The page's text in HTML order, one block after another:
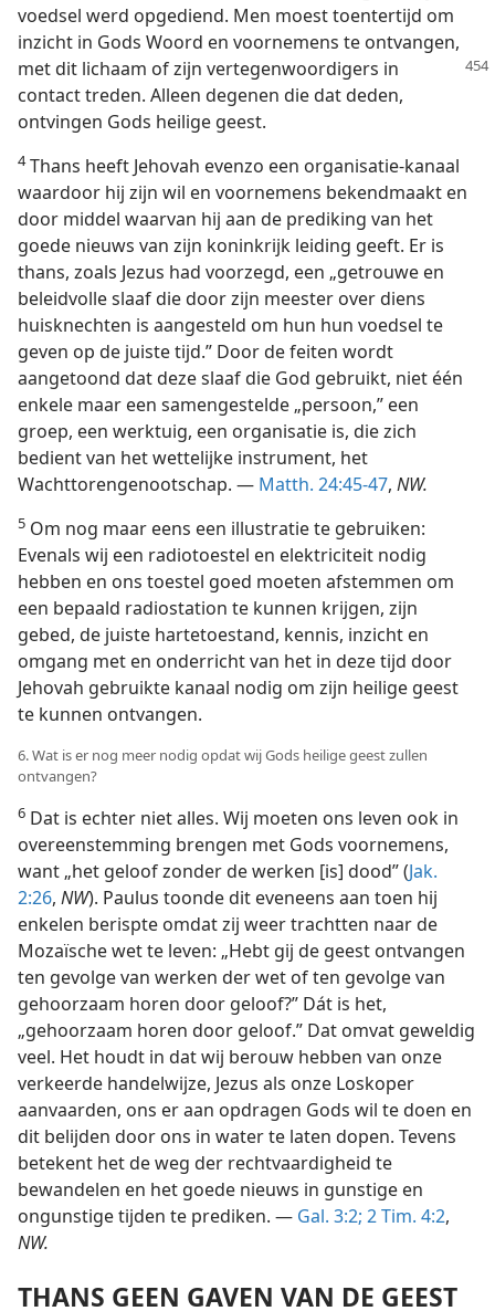
voedsel werd opgediend. Men moest toentertijd om
inzicht in Gods Woord en voornemens te ontvangen,
metdit lichaam of zijn vertegenwoordigers in
contact treden. Alleen degenen die dat deden,
ontvingen Gods heilige geest.
4Thans heeft Jehovah evenzo een organisatie-kanaal
waardoor hij zijn wil en voornemens bekendmaakt en
door middel waarvan hij aan de prediking van het
goede nieuws van zijn koninkrijk leiding geeft. Er is
thans, zoals Jezus had voorzegd, een „getrouwe en
beleidvolle slaaf die door zijn meester over diens
huisknechten is aangesteld om hun hun voedsel te
geven op de juiste tijd.” Door de feiten wordt
aangetoond dat deze slaaf die God gebruikt, niet één
enkele maar een samengestelde „persoon,” een
groep, een werktuig, een organisatie is, die zich
bedient van het wettelijke instrument, het
Wachttorengenootschap. — Matth. 24:45-47, NW.
5 Om nog maar eens een illustratie te gebruiken:
Evenals wij een radiotoestel en elektriciteit nodig
hebben en ons toestel goed moeten afstemmen om
een bepaald radiostation te kunnen krijgen, zijn
gebed, de juiste hartetoestand, kennis, inzicht en
omgang met en onderricht van het in deze tijd door
Jehovah gebruikte kanaal nodig om zijn heilige geest
te kunnen ontvangen.
6. Wat is er nog meer nodig opdat wij Gods heilige geest zullen
ontvangen?
6 Dat is echter niet alles. Wij moeten ons leven ook in
overeenstemming brengen met Gods voornemens,
want „het geloof zonder de werken [is] dood” (Jak.
2:26, NW). Paulus toonde dit eveneens aan toen hij
enkelen berispte omdat zij weer trachtten naar de
Mozaïsche wet te leven: „Hebt gij de geest ontvangen
ten gevolge van werken der wet of ten gevolge van
gehoorzaam horen door geloof?” Dát is het,
„gehoorzaam horen door geloof.” Dat omvat geweldig
veel. Het houdt in dat wij berouw hebben van onze
verkeerde handelwijze, Jezus als onze Loskoper
aanvaarden, ons er aan opdragen Gods wil te doen en
dit belijden door ons in water te laten dopen. Tevens
betekent het de weg der rechtvaardigheid te
bewandelen en het goede nieuws in gunstige en
ongunstige tijden te prediken. — Gal. 3:2; 2 Tim. 4:2,
NW.
THANS GEEN GAVEN VAN DE GEEST